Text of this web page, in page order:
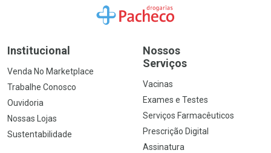
Ir para a Home
Institucional
Venda No Marketplace
Trabalhe Conosco
Ouvidoria
Nossas Lojas
Sustentabilidade
Nossos
Serviços
Vacinas
Exames e Testes
Serviços Farmacêuticos
Prescrição Digital
Assinatura